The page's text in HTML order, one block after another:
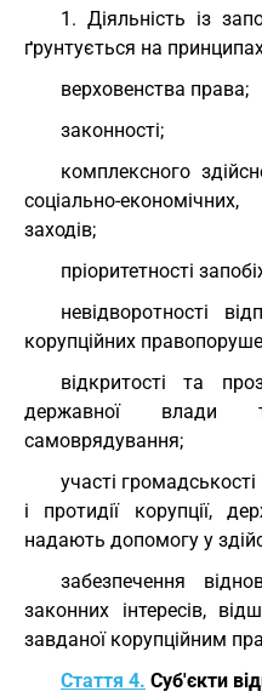
1. Діяльність із
ґрунтується на
верховенства права;
законності;
комплексного
соціально-
заходів;
пріоритетності
невідворотності
корупційних
відкритості та
державної влади
самоврядування;
участі
і протидії корупції,
надають допомогу у
забезпечення
законних інтересів,
завданої корупційним
Стаття 4. Суб'єкти